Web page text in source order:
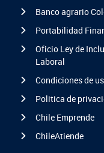
Banco agrario
Portabilidad
Oficio Ley de
Laboral
Condiciones de
Politica de
Chile Emprende
ChileAtiende